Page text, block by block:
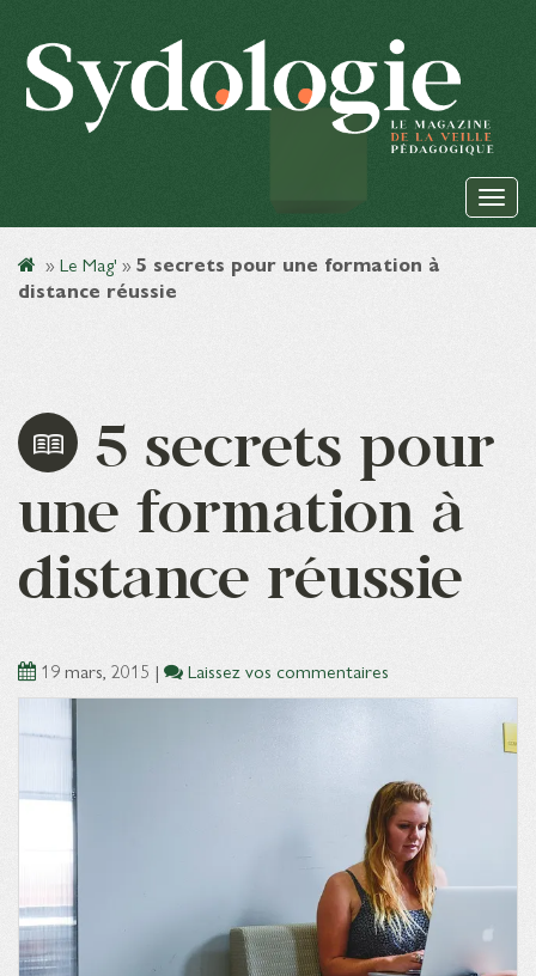
» Le Mag' » 5 secrets pour une formation à
distance réussie
5 secrets pour
une formation à
distance réussie
19 mars, 2015 | Laissez vos commentaires